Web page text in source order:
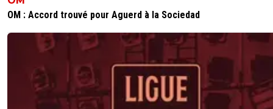
OM : Accord trouvé pour Aguerd à la Sociedad